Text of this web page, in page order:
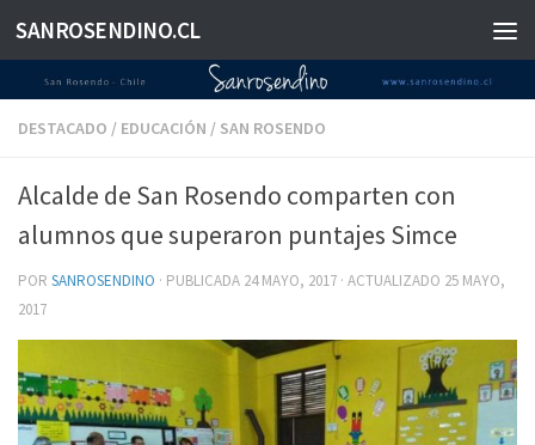
Saltar al contenido
SANROSENDINO.CL
DESTACADO / EDUCACIÓN / SAN ROSENDO
Alcalde de San Rosendo comparten con
alumnos que superaron puntajes Simce
POR SANROSENDINO · PUBLICADA 24 MAYO, 2017 · ACTUALIZADO 25 MAYO,
2017